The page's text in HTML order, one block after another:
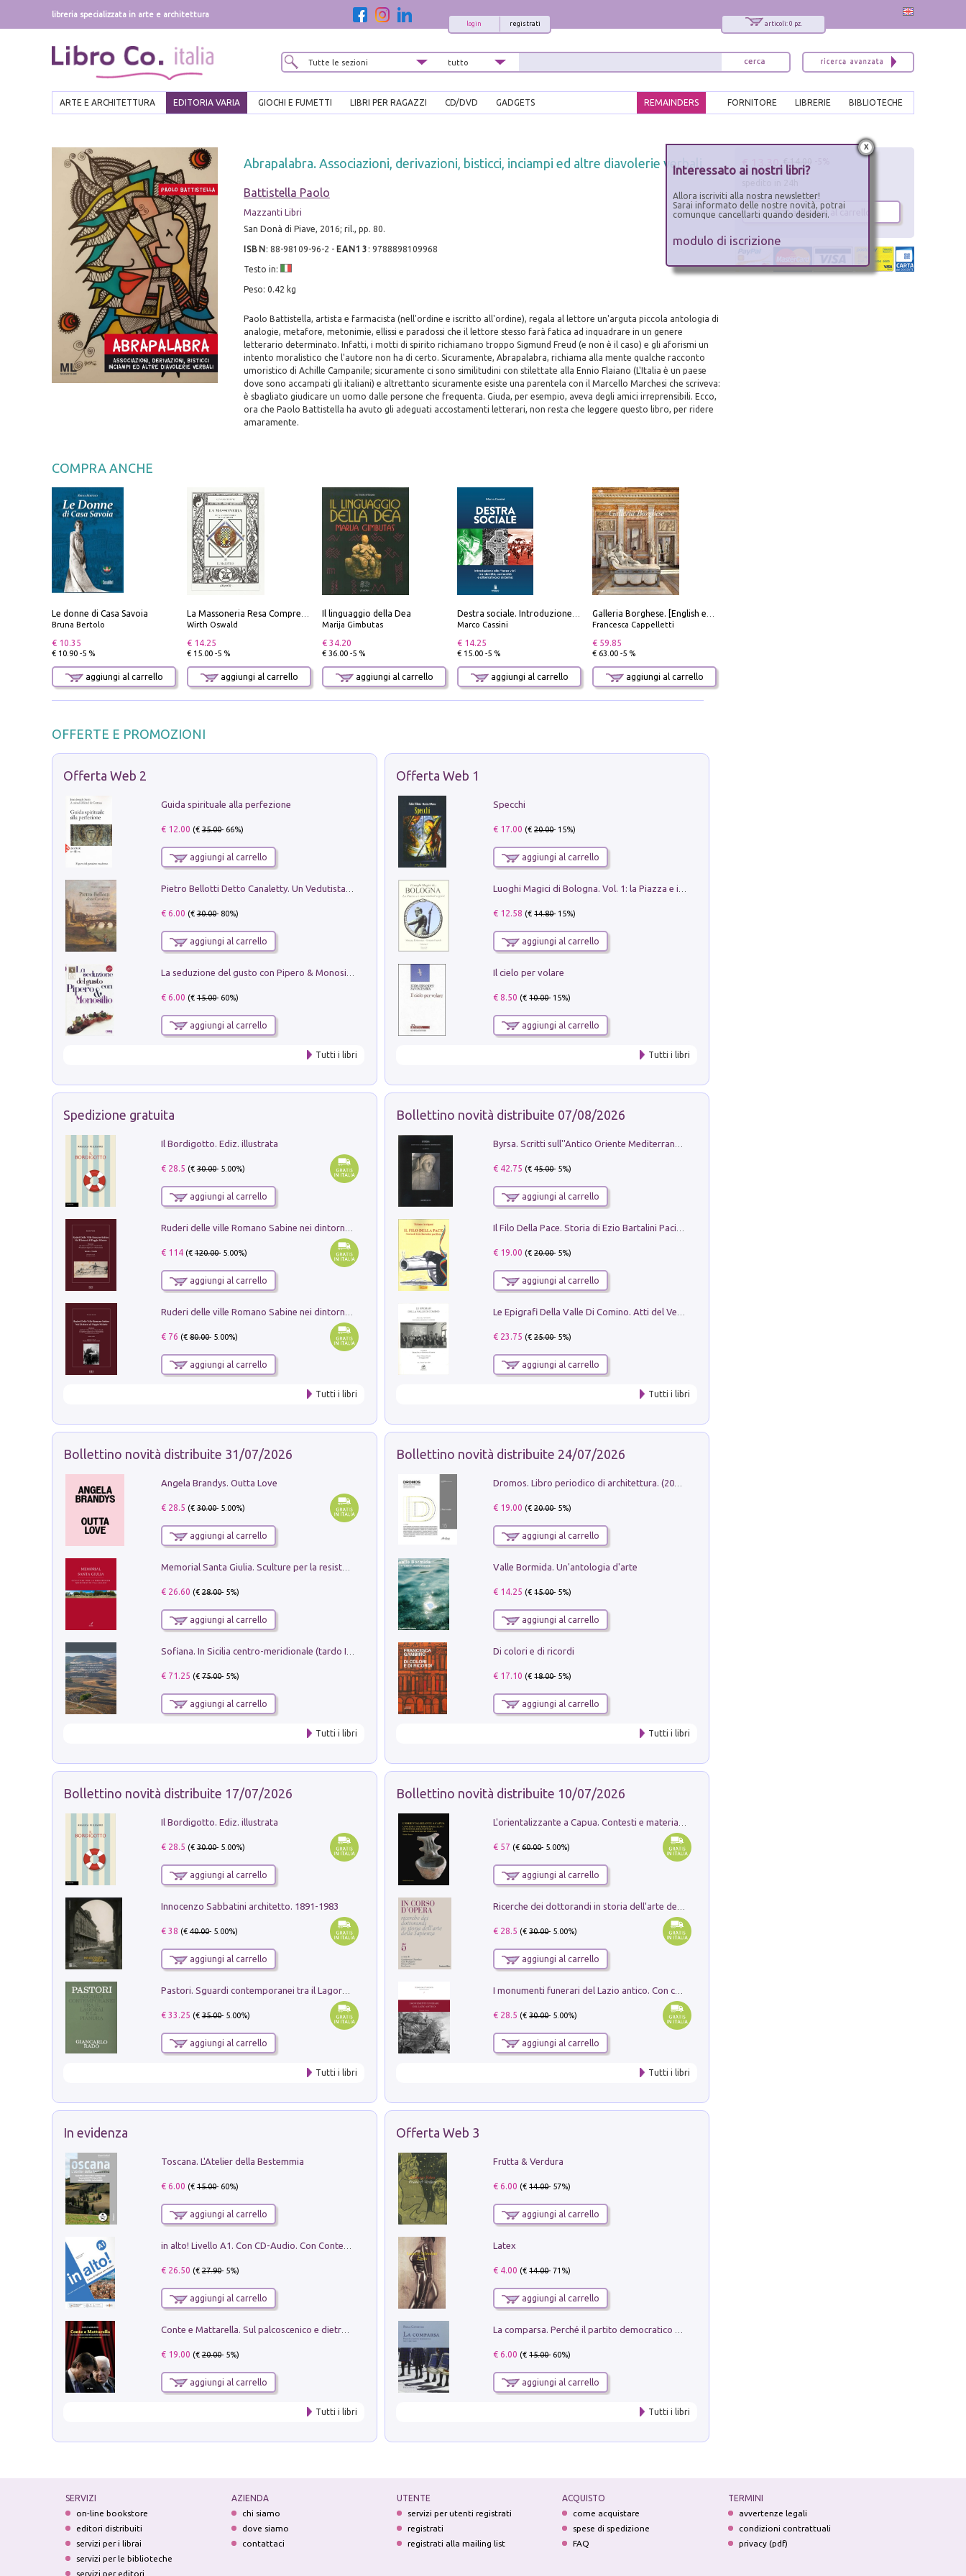
libreria specializzata in arte e architettura
articoli: 0 pz.
registrati
login
ARTE E ARCHITETTURA EDITORIA VARIA GIOCHI E FUMETTI LIBRI PER RAGAZZI CD/DVD GADGETS BIBLIOTECHE
LIBRERIE
FORNITORE
REMAINDERS
Abrapalabra. Associazioni, derivazioni, bisticci, inciampi ed altre diavolerie verbali
Battistella Paolo
Mazzanti Libri
San Donà di Piave, 2016; ril., pp. 80.
ISBN : 88-98109-96-2 - EAN13 : 9788898109968
Testo in:
Peso: 0.42 kg
Paolo Battistella, artista e farmacista (nell'ordine e iscritto all'ordine), regala al lettore un'arguta piccola antologia di
analogie, metafore, metonimie, ellissi e paradossi che il lettore stesso farà fatica ad inquadrare in un genere
letterario determinato. Infatti, i motti di spirito richiamano troppo Sigmund Freud (e non è il caso) e gli aforismi un
intento moralistico che l'autore non ha di certo. Sicuramente, Abrapalabra, richiama alla mente qualche racconto
umoristico di Achille Campanile; sicuramente ci sono similitudini con stilettate alla Ennio Flaiano (L'Italia è un paese
dove sono accampati gli italiani) e altrettanto sicuramente esiste una parentela con il Marcello Marchesi che scriveva:
è sbagliato giudicare un uomo dalle persone che frequenta. Giuda, per esempio, aveva degli amici irreprensibili. Ecco,
ora che Paolo Battistella ha avuto gli adeguati accostamenti letterari, non resta che leggere questo libro, per ridere
amaramente.
COMPRA ANCHE
Le donne di Casa Savoia
Bruna Bertolo
€ 10.35
€ 10.90 -5 %
aggiungi al carrello
Wirth Oswald
€ 14.25
€ 15.00 -5 %
aggiungi al carrello
Il linguaggio della Dea
Marija Gimbutas
€ 34.20
€ 36.00 -5 %
aggiungi al carrello
Marco Cassini
€ 14.25
€ 15.00 -5 %
aggiungi al carrello
Francesca Cappelletti
€ 59.85
€ 63.00 -5 %
aggiungi al carrello
OFFERTE E PROMOZIONI
Offerta Web 2
Guida spirituale alla perfezione
€ 12.00 (€35.00- 66%)
aggiungi al carrello
€ 6.00 (€30.00- 80%)
aggiungi al carrello
€ 6.00 (€15.00- 60%)
aggiungi al carrello
Tutti i libri
Offerta Web 1
Specchi
€ 17.00 (€20.00- 15%)
aggiungi al carrello
€ 12.58 (€14.80- 15%)
aggiungi al carrello
Il cielo per volare
€ 8.50 (€10.00- 15%)
aggiungi al carrello
Tutti i libri
Spedizione gratuita
Il Bordigotto. Ediz. illustrata
€ 28.5 (€30.00- 5.00%)
aggiungi al carrello
€ 114(€120.00- 5.00%)
aggiungi al carrello
€ 76 (€80.00- 5.00%)
aggiungi al carrello
Tutti i libri
Bollettino novità distribuite 07/08/2026
€ 42.75 (€45.00- 5%)
aggiungi al carrello
€ 19.00 (€20.00- 5%)
aggiungi al carrello
€ 23.75 (€25.00- 5%)
aggiungi al carrello
Tutti i libri
Bollettino novità distribuite 31/07/2026
Angela Brandys. Outta Love
€ 28.5 (€30.00- 5.00%)
aggiungi al carrello
Memorial Santa Giulia. Sculture per la resistenza Monchio di Palagano
€ 26.60 (€28.00- 5%)
aggiungi al carrello
€ 71.25 (€75.00- 5%)
aggiungi al carrello
Tutti i libri
Bollettino novità distribuite 24/07/2026
€ 19.00 (€20.00- 5%)
aggiungi al carrello
Valle Bormida. Un'antologia d'arte
€ 14.25 (€15.00- 5%)
aggiungi al carrello
Di colori e di ricordi
€ 17.10 (€18.00- 5%)
aggiungi al carrello
Tutti i libri
Bollettino novità distribuite 17/07/2026
Il Bordigotto. Ediz. illustrata
€ 28.5 (€30.00- 5.00%)
aggiungi al carrello
Innocenzo Sabbatini architetto. 1891-1983
€ 38 (€40.00- 5.00%)
aggiungi al carrello
Pastori. Sguardi contemporanei tra il Lagorai e la pianura. Ediz. illustrata
€ 33.25 (€35.00- 5.00%)
aggiungi al carrello
Tutti i libri
Bollettino novità distribuite 10/07/2026
€ 57 (€60.00- 5.00%)
aggiungi al carrello
€ 28.5 (€30.00- 5.00%)
aggiungi al carrello
€ 28.5 (€30.00- 5.00%)
aggiungi al carrello
Tutti i libri
In evidenza
Toscana. L'Atelier della Bestemmia
€ 6.00 (€15.00- 60%)
aggiungi al carrello
€ 26.50 (€27.90- 5%)
aggiungi al carrello
Conte e Mattarella. Sul palcoscenico e dietro le quinte del Quirinale. Un racconto sulle istituzioni
€ 19.00 (€20.00- 5%)
aggiungi al carrello
Tutti i libri
Offerta Web 3
Frutta & Verdura
€ 6.00 (€14.00- 57%)
aggiungi al carrello
Latex
€ 4.00 (€14.00- 71%)
aggiungi al carrello
€ 6.00 (€15.00- 60%)
aggiungi al carrello
Tutti i libri
€ 13.30
aggiungi al carrello
SERVIZI
on-line bookstore
editori distribuiti
servizi per i librai
servizi per le biblioteche
servizi per editori
AZIENDA
chi siamo
dove siamo
contattaci
UTENTE
servizi per utenti registrati
registrati
registrati alla mailing list
ACQUISTO
come acquistare
spese di spedizione
FAQ
TERMINI
avvertenze legali
condizioni contrattuali
privacy (pdf)
x
Interessato ai nostri libri?
Allora iscriviti alla nostra newsletter!
Sarai informato delle nostre novità, potrai
comunque cancellarti quando desideri.
modulo di iscrizione